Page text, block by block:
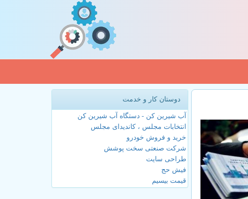
دوستان کار و خدمت
آب شیرین کن - دستگاه آب شیرین کن
انتخابات مجلس ، کاندیدای مجلس
خرید و فروش خودرو
شرکت صنعتی سخت پوشش
طراحی سایت
فیش حج
قیمت بیسیم